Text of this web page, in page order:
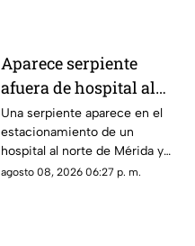
Aparece serpiente
afuera de hospital al
norte de Mérida y
causa temor
Una serpiente aparece en el
estacionamiento de un
hospital al norte de Mérida y
cruza hacia la vía pública ante
agosto 08, 2026 06:27 p. m.